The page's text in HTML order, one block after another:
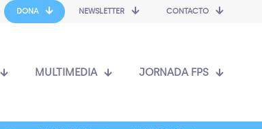
DONA NEWSLETTER CONTACTO
MULTIMEDIA JORNADA FPS